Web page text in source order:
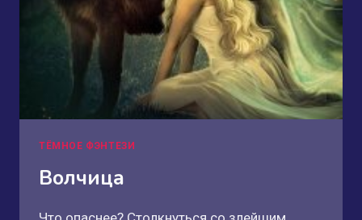
ТЁМНОЕ ФЭНТЕЗИ
Волчица